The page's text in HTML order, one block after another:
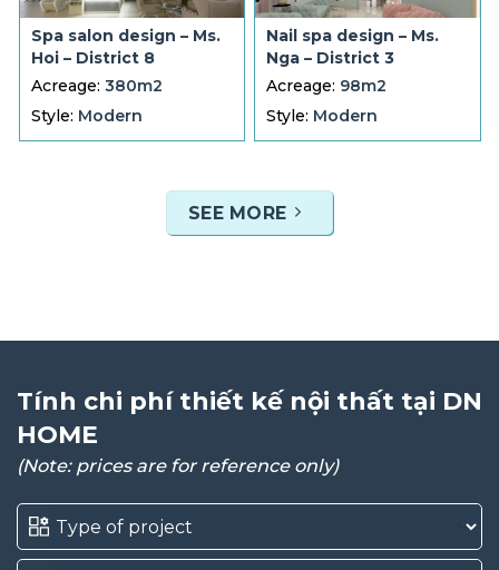
Spa salon design – Ms.
Hoi – District 8
Acreage: 380m2
Style: Modern
Nail spa design – Ms.
Nga – District 3
Acreage: 98m2
Style: Modern
SEE MORE
Tính chi phí thiết kế nội thất tại DN
HOME
(Note: prices are for reference only)